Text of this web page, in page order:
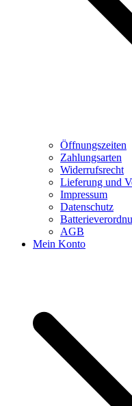
Öffnungszeiten
Zahlungsarten
Widerrufsrecht
Lieferung und
Impressum
Datenschutz
AGB
Mein Konto